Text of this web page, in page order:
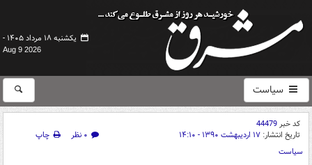
یکشنبه ۱۸ مرداد ۱۴۰۵ -
Aug 9 2026
سیاست
کد خبر44479
تاریخ انتشار: ۱۷ اردیبهشت ۱۳۹۰ - ۱۴:۱۰ ۰ نظر
چاپ
سیاست